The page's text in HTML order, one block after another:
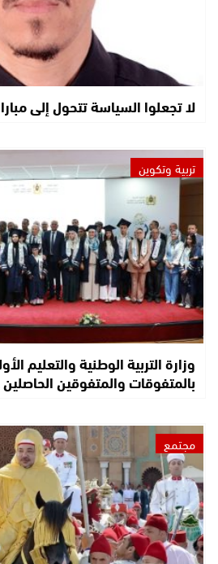
لا تجعلوا السياسة تتحول إلى
تربية وتكوين
وزارة التربية الوطنية والتعليم
بالمتفوقات والمتفوقين
مجتمع